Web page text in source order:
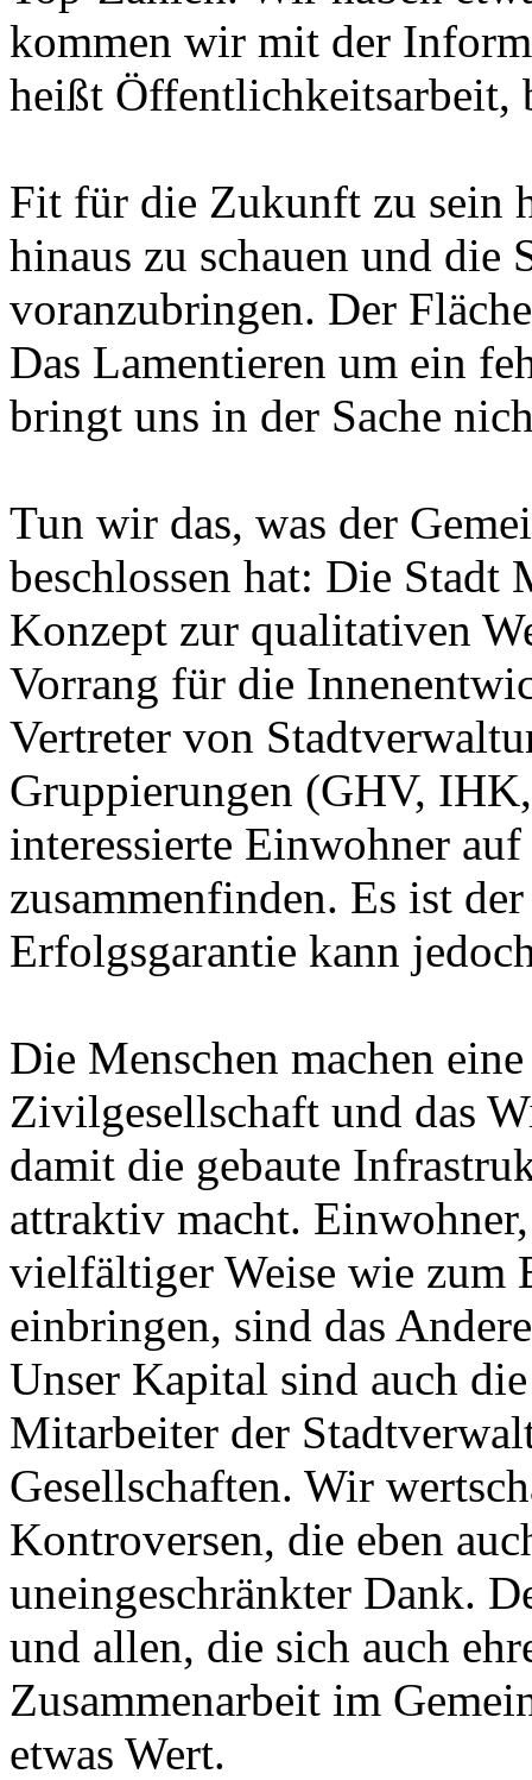
kommen wir mit der
heißt Öffentlichkeitsarbeit,
Fit für die Zukunft zu sein
hinaus zu schauen und
voranzubringen. Der
Das Lamentieren um ein
bringt uns in der Sache
Tun wir das, was der
beschlossen hat: Die
Konzept zur qualitativen
Vorrang für die
Vertreter von
Gruppierungen (GHV,
interessierte Einwohner
zusammenfinden. Es ist
Erfolgsgarantie kann
Die Menschen machen
Zivilgesellschaft und das
damit die gebaute
attraktiv macht.
vielfältiger Weise wie zum
einbringen, sind das
Unser Kapital sind auch
Mitarbeiter der
Gesellschaften. Wir
Kontroversen, die eben
uneingeschränkter Dank.
und allen, die sich auch
Zusammenarbeit im
etwas Wert.